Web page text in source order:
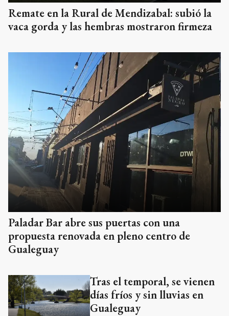
Remate en la Rural de Mendizabal: subió la
vaca gorda y las hembras mostraron firmeza
Paladar Bar abre sus puertas con una
propuesta renovada en pleno centro de
Gualeguay
Tras el temporal, se vienen
días fríos y sin lluvias en
Gualeguay